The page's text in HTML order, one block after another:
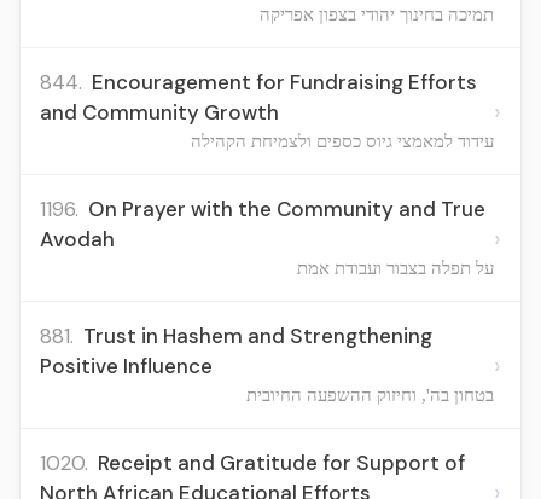
תמיכה בחינוך יהודי בצפון אפריקה
844. Encouragement for Fundraising Efforts
and Community Growth
עידוד למאמצי גיוס כספים ולצמיחת הקהילה
›
1196. On Prayer with the Community and True
Avodah
על תפלה בצבור ועבודת אמת
›
881. Trust in Hashem and Strengthening
Positive Influence
בטחון בה', וחיזוק ההשפעה החיובית
›
1020. Receipt and Gratitude for Support of
North African Educational Efforts
›